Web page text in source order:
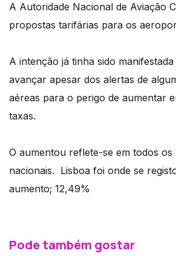
A Autoridade Nacional de Aviação
propostas tarifárias para os
A intenção já tinha sido
avançar apesar dos alertas de
aéreas para o perigo de aumentar
taxas.
O aumentou reflete-se em todos
nacionais. Lisboa foi onde se
aumento; 12,49%
Pode também gostar